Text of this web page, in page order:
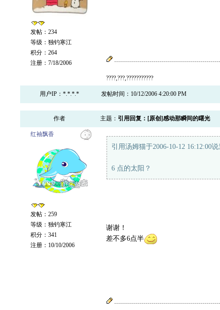
发帖：234
等级：独钓寒江
积分：264
注册：7/18/2006
????,???,???????????
用户IP：*.*.*.* 发帖时间：10/12/2006 4:20:00 PM
作者 主题： 引用回复：[原创]感动那瞬间的曙光
红袖飘香
发帖：259
等级：独钓寒江
积分：341
注册：10/10/2006
引用汤姆猫于2006-10-12 16:12:00
6 点的太阳？
谢谢！
差不多6点半